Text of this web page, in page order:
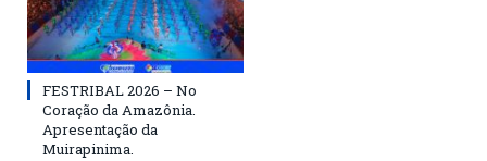
FESTRIBAL 2026 – No
Coração da Amazônia.
Apresentação da
Muirapinima.